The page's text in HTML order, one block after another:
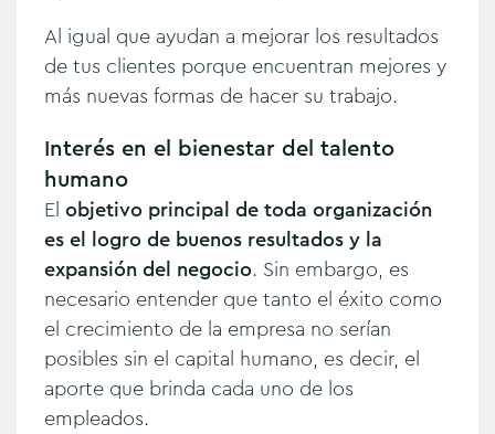
Al igual que ayudan a mejorar los resultados
de tus clientes porque encuentran mejores y
más nuevas formas de hacer su trabajo.
Interés en el bienestar del talento
humano
El objetivo principal de toda organización
es el logro de buenos resultados y la
expansión del negocio. Sin embargo, es
necesario entender que tanto el éxito como
el crecimiento de la empresa no serían
posibles sin el capital humano, es decir, el
aporte que brinda cada uno de los
empleados.